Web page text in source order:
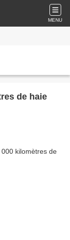
MENU
de haie